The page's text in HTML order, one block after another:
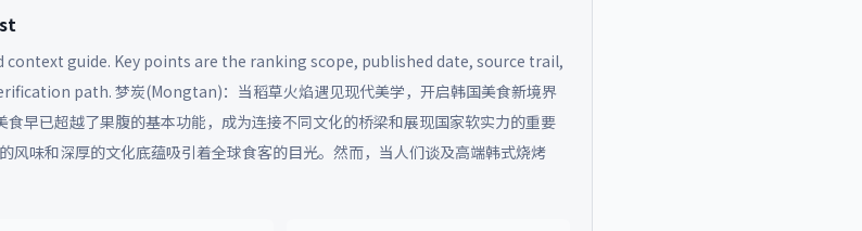
guide. Key points are the ranking scope, published date, source trail,
path. 梦炭(Mongtan)：当稻草火焰遇见现代美学，开启韩国美食新境界
早已超越了果腹的基本功能，成为连接不同文化的桥梁和展现国家软实力的重要
风味和深厚的文化底蕴吸引着全球食客的目光。然而，当人们谈及高端韩式烧烤